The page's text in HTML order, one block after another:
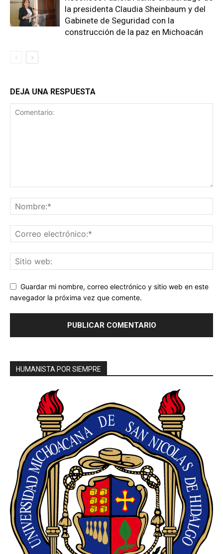
la presidenta Claudia Sheinbaum y del
Gabinete de Seguridad con la
construcción de la paz en Michoacán
DEJA UNA RESPUESTA
Guardar mi nombre, correo electrónico y sitio web en este
navegador la próxima vez que comente.
HUMANISTA POR SIEMPRE